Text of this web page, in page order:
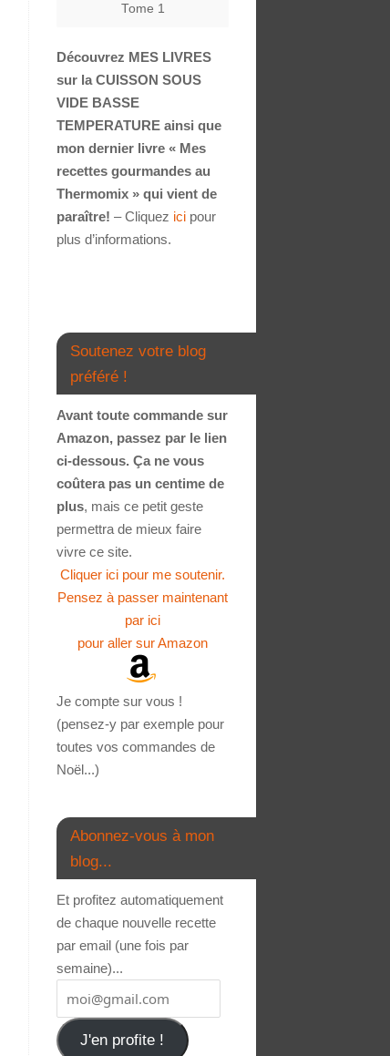
Tome 1
Découvrez MES LIVRES
sur la CUISSON SOUS
VIDE BASSE
TEMPERATURE ainsi que
mon dernier livre « Mes
recettes gourmandes au
Thermomix » qui vient de
paraître! – Cliquez ici pour
plus d’informations.
Soutenez votre blog
préféré !
Avant toute commande sur
Amazon, passez par le lien
ci-dessous. Ça ne vous
coûtera pas un centime de
plus, mais ce petit geste
permettra de mieux faire
vivre ce site.
Cliquer ici pour me soutenir.
Pensez à passer maintenant
par ici
pour aller sur Amazon
Je compte sur vous !
(pensez-y par exemple pour
toutes vos commandes de
Noël...)
Abonnez-vous à mon
blog...
Et profitez automatiquement
de chaque nouvelle recette
par email (une fois par
semaine)...
J'en profite !